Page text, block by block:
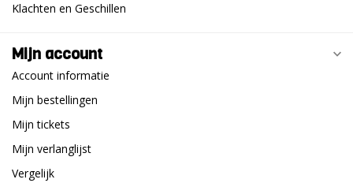
Klachten en Geschillen
Mijn account
Account informatie
Mijn bestellingen
Mijn tickets
Mijn verlanglijst
Vergelijk